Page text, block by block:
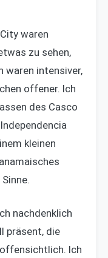
waren
zu sehen,
waren intensiver,
offener. Ich
des Casco
kleinen
nachdenklich
präsent, die
Ich